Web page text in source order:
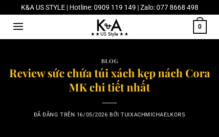
Chuyển
đến
dung
K&A US STYLE | Hotline: 0909 119 149 | Zalo: 077 8668 498
0
BLOG
Review sức chứa túi xách kẹp nách Cora
MK chi tiết nhất
ĐÃ ĐĂNG TRÊN 16/05/2026 BỞITUIXACHMICHAELKORS